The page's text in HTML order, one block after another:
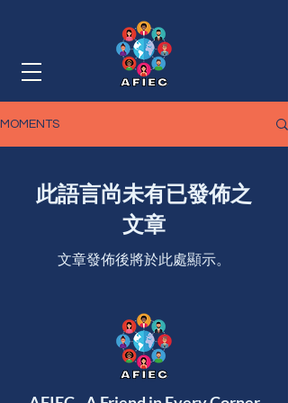
MOMENTS
此語言尚未有已發佈之
文章
文章發佈後將於此處顯示。